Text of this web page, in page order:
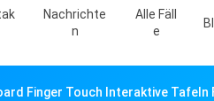
Nachrichte
N
Alle Fäll
E
Finger Touch Interaktive Tafeln